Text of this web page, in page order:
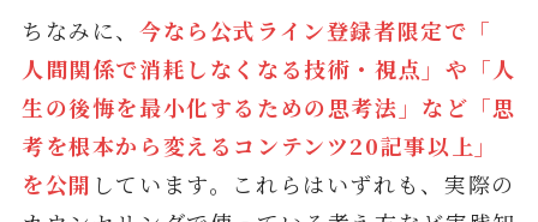
ちなみに、 今なら公式ライン登録者限定で「
人間関係で消耗しなくなる技術・視点」や「人
生の後悔を最小化するための思考法」など「思
考を根本から変えるコンテンツ20記事以上」
を公開 しています。これらはいずれも、実際の